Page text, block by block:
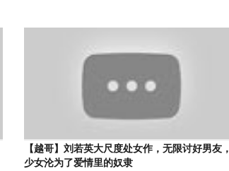
【越哥】刘若英大尺度处女作，无限讨好男友，
少女沦为了爱情里的奴隶